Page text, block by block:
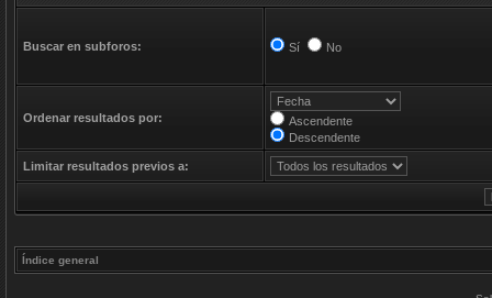
Buscar en subforos: Sí No
Ordenar resultados por:
Ascendente
Descendente
Limitar resultados previos a:
Índice general